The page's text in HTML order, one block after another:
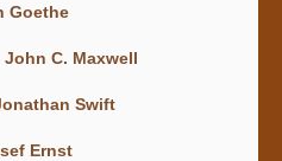
Goethe
John C. Maxwell
Swift
Ernst